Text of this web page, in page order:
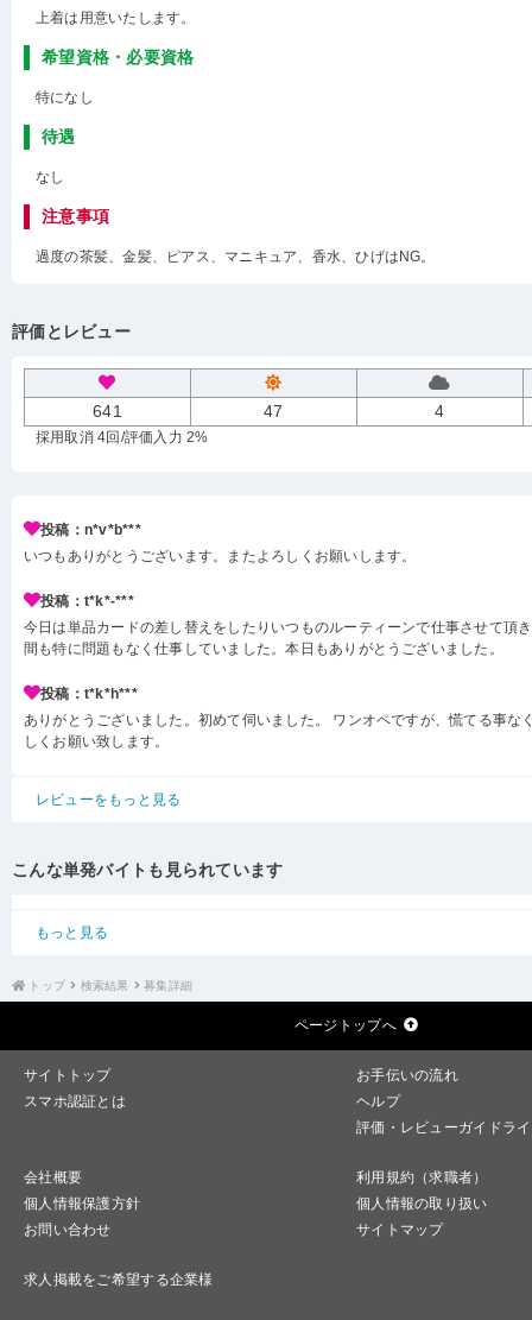
上着は用意いたします。
希望資格・必要資格
特になし
待遇
なし
注意事項
過度の茶髪、金髪、ピアス、マニキュア、香水、ひげはNG。
評価とレビュー
641 47 4
採用取消 4回 /評価入力 2%
投稿：n*v*b***
いつもありがとうございます。またよろしくお願いします。
投稿：t*k*-***
今日は単品カードの差し替えをしたりいつものルーティーンで仕事させて頂
間も特に問題もなく仕事していました。本日もありがとうございました。
投稿：t*k*h***
ありがとうございました。初めて伺いました。 ワンオペですが、慌てる事な
しくお願い致します。
レビューをもっと見る
こんな単発バイトも見られています
もっと見る
トップ 検索結果 募集詳細
ページトップへ
サイトトップ
お手伝いの流れ
スマホ認証とは
ヘルプ
評価・レビューガイドラ
会社概要
利用規約（求職者）
個人情報保護方針
個人情報の取り扱い
お問い合わせ
サイトマップ
求人掲載をご希望する企業様